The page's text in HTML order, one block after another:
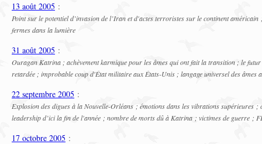
13 août 2005 :
Point sur le potentiel d’invasion de l’Iran et d'actes terroristes sur le continent
fermes dans la lumière
31 août 2005 :
Ouragan Katrina ; achèvement karmique pour les âmes qui ont fait la transition ; le
retardée ; improbable coup d'État militaire aux États-Unis ; langage universel des âmes
22 septembre 2005 :
Explosion des digues à la Nouvelle-Orléans ; émotions dans les vibrations supérieures ;
leadership d’ici la fin de l'année ; nombre de morts dû à Katrina ; victimes de guerre ;
17 octobre 2005 :